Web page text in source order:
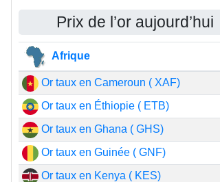
Prix de l’or aujourd’hui
Afrique
Or taux en Cameroun ( XAF)
Or taux en Éthiopie ( ETB)
Or taux en Ghana ( GHS)
Or taux en Guinée ( GNF)
Or taux en Kenya ( KES)